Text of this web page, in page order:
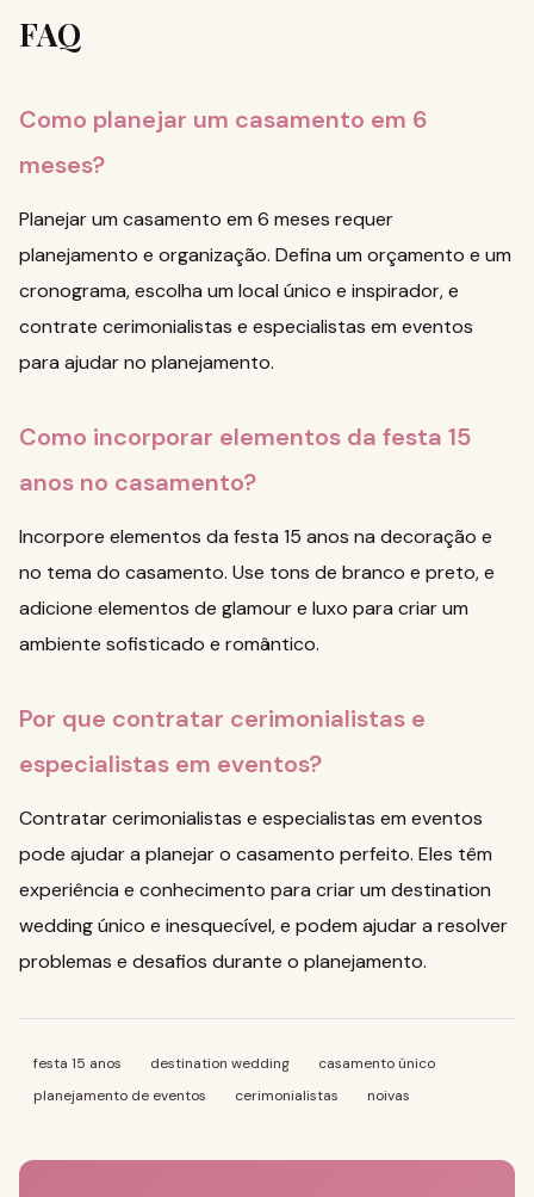
FAQ
Como planejar um casamento em 6
meses?
Planejar um casamento em 6 meses requer
planejamento e organização. Defina um orçamento e um
cronograma, escolha um local único e inspirador, e
contrate cerimonialistas e especialistas em eventos
para ajudar no planejamento.
Como incorporar elementos da festa 15
anos no casamento?
Incorpore elementos da festa 15 anos na decoração e
no tema do casamento. Use tons de branco e preto, e
adicione elementos de glamour e luxo para criar um
ambiente sofisticado e romântico.
Por que contratar cerimonialistas e
especialistas em eventos?
Contratar cerimonialistas e especialistas em eventos
pode ajudar a planejar o casamento perfeito. Eles têm
experiência e conhecimento para criar um destination
wedding único e inesquecível, e podem ajudar a resolver
problemas e desafios durante o planejamento.
festa 15 anos destination wedding
casamento único
planejamento de eventos
cerimonialistas noivas